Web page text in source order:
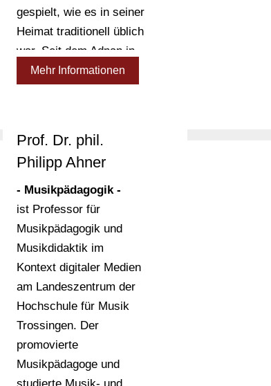
gespielt, wie es in seiner
Heimat traditionell üblich
war. Seit dem Adnan in
Deutschland lebt, hat er
interkulturellen Projekten
mitgewirkt. Seit zwei
Jahren tritt er
regelmäßig in Hagen und
Umgebung als Solist
oder mit anderen
Musikern aus Syrien auf,
die arabisch-kurdische
Fusionen zwischen
westlicher und östlicher
Musik spielen.
https://youtu.be/N6J19E
Fy7qM
Mehr Informationen
Prof. Dr. phil.
Philipp Ahner
- Musikpädagogik -
ist Professor für
Musikpädagogik und
Musikdidaktik im
Kontext digitaler Medien
am Landeszentrum der
Hochschule für Musik
Trossingen. Der
promovierte
Musikpädagoge und